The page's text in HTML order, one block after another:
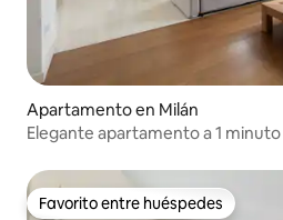
Apartamento en Milán
Elegante apartamento a 1
Favorito entre huéspedes
Favorito entre huéspedes